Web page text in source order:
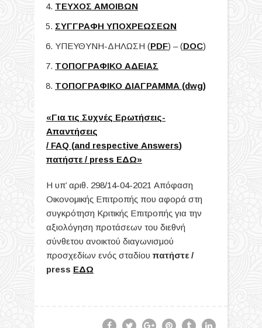
ΤΕΥΧΟΣ ΑΜΟΙΒΩΝ
ΣΥΓΓΡΑΦΗ ΥΠΟΧΡΕΩΣΕΩΝ
ΥΠΕΥΘΥΝΗ-ΔΗΛΩΣΗ (PDF) – (DOC)
ΤΟΠΟΓΡΑΦΙΚΟ ΑΔΕΙΑΣ
ΤΟΠΟΓΡΑΦΙΚΟ ΔΙΑΓΡΑΜΜΑ (dwg)
«Για τις Συχνές Ερωτήσεις-
Απαντήσεις
/ FAQ (and respective Answers)
πατήστε / press ΕΔΩ»
Η υπ’ αριθ. 298/14-04-2021 Απόφαση
Οικονομικής Επιτροπής που αφορά στη
συγκρότηση Κριτικής Επιτροπής για την
αξιολόγηση προτάσεων του διεθνή
σύνθετου ανοικτού διαγωνισμού
προσχεδίων ενός σταδίου πατήστε /
press ΕΔΩ